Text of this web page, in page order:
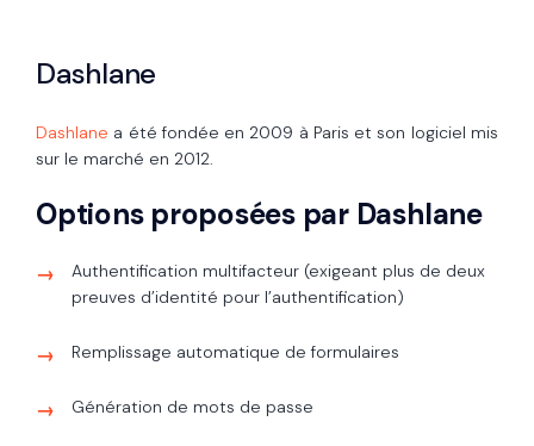
Dashlane
Dashlane a été fondée en 2009 à Paris et son logiciel mis
sur le marché en 2012.
Options proposées par Dashlane
Authentification multifacteur (exigeant plus de deux
preuves d’identité pour l’authentification)
Remplissage automatique de formulaires
Génération de mots de passe